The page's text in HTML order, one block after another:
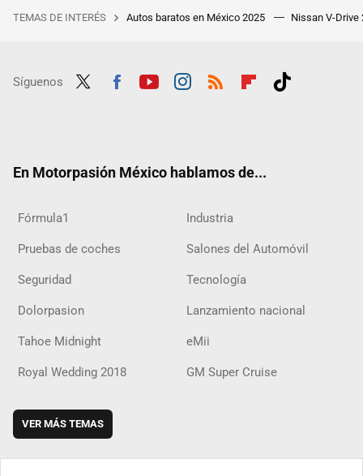
TEMAS DE INTERÉS Autos baratos en México 2025 Nissan V-Drive
Síguenos
En Motorpasión México hablamos de...
Fórmula1 Industria
Pruebas de coches Salones del Automóvil
Seguridad Tecnología
Dolorpasion Lanzamiento nacional
Tahoe Midnight eMii
Royal Wedding 2018 GM Super Cruise
VER MÁS TEMAS